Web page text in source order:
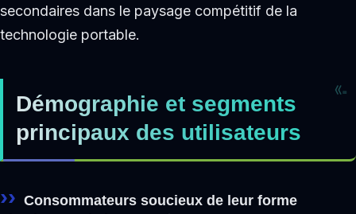
secondaires dans le paysage compétitif de la
technologie portable.
Démographie et segments
principaux des utilisateurs
Consommateurs soucieux de leur forme